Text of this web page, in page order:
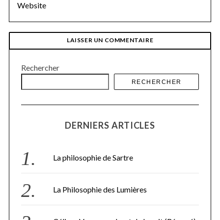
Rechercher
RECHERCHER
DERNIERS ARTICLES
La philosophie de Sartre
La Philosophie des Lumières